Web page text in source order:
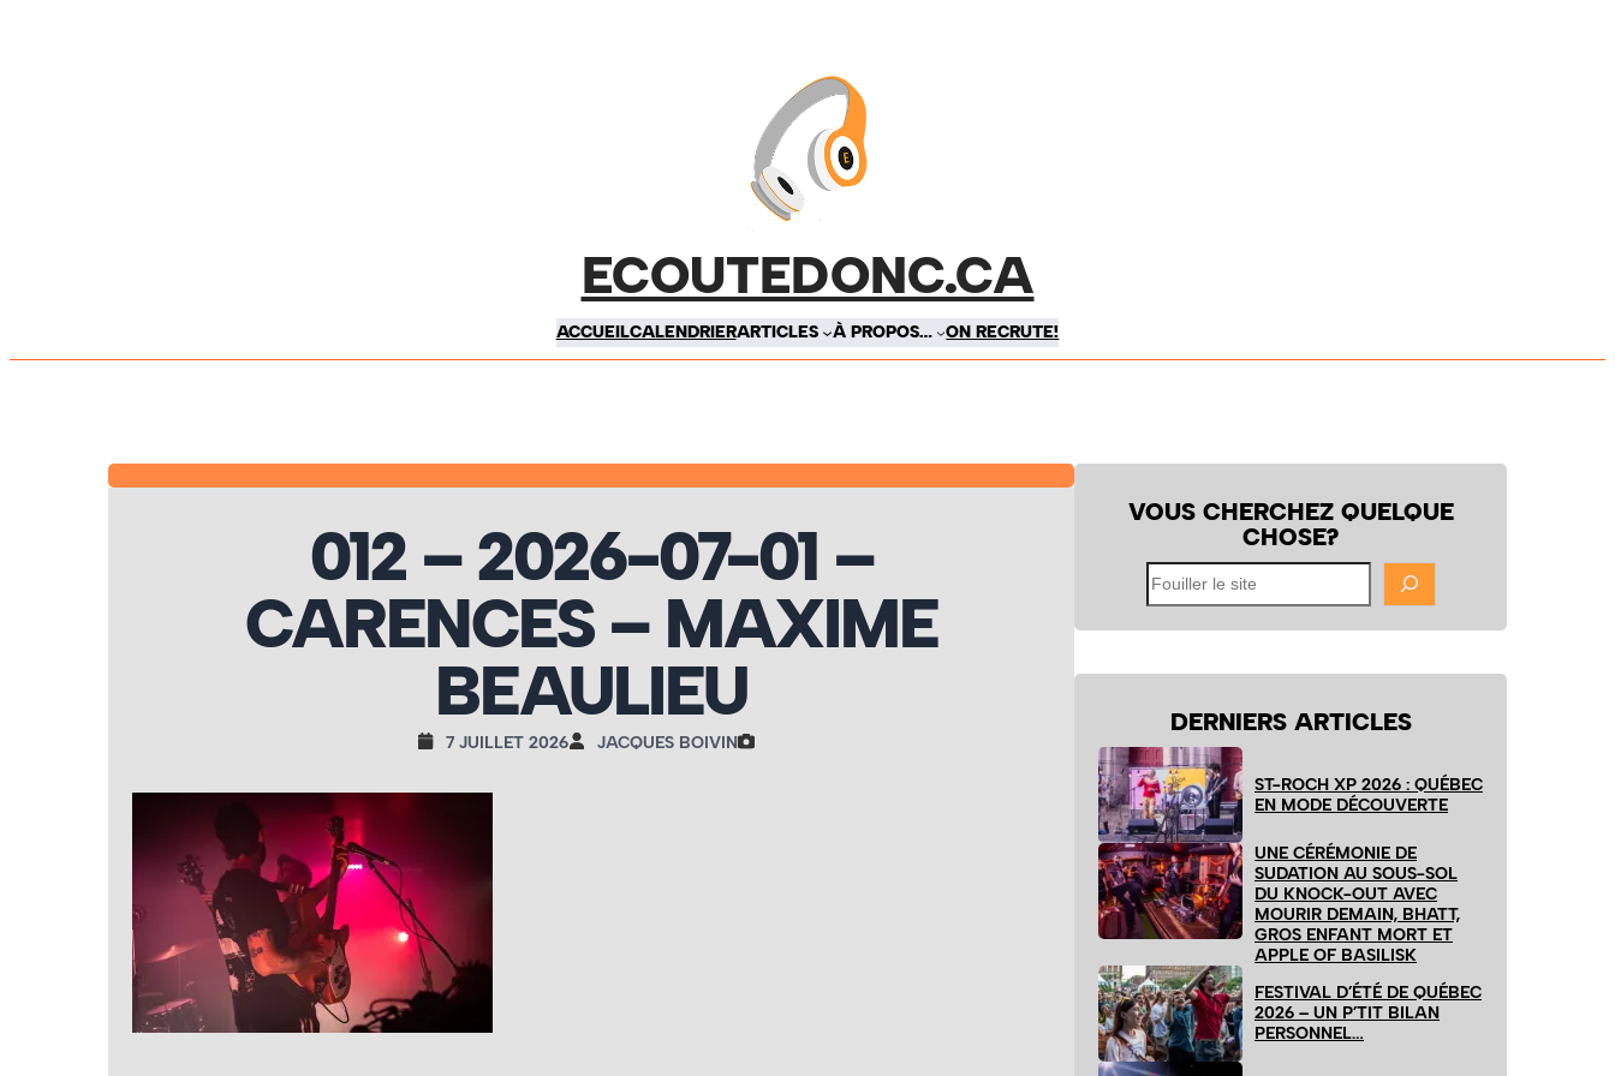
ECOUTEDONC.CA
ACCUEILCALENDRIERARTICLES À PROPOS… ON RECRUTE!
012 – 2026-07-01 –
CARENCES – MAXIME
BEAULIEU
7 JUILLET 2026 JACQUES BOIVIN
VOUS CHERCHEZ QUELQUE
CHOSE?
Fouiller
le
site
DERNIERS ARTICLES
ST-ROCH XP 2026 : QUÉBEC
EN MODE DÉCOUVERTE
UNE CÉRÉMONIE DE
SUDATION AU SOUS-SOL
DU KNOCK-OUT AVEC
MOURIR DEMAIN, BHATT,
GROS ENFANT MORT ET
APPLE OF BASILISK
FESTIVAL D’ÉTÉ DE QUÉBEC
2026 – UN P’TIT BILAN
PERSONNEL…